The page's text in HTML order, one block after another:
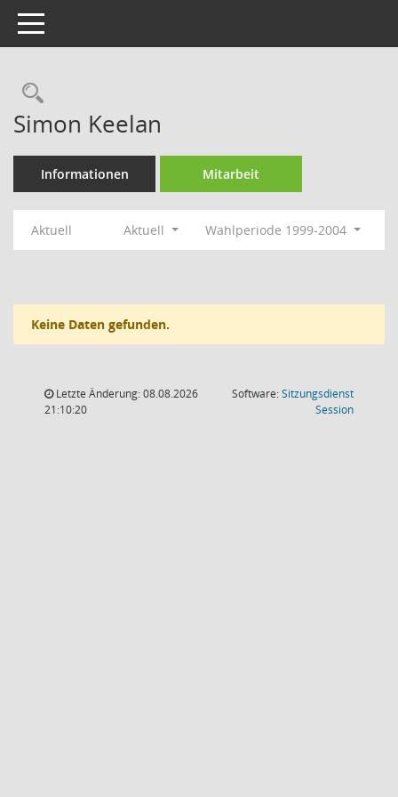
Toggle navigation
Rechercheauswahl
Simon Keelan
Informationen Mitarbeit
Aktuell Aktuell Wahlperiode 1999-2004
Keine Daten gefunden.
Letzte Änderung: 08.08.2026
21:10:20
Software:Sitzungsdienst
Session(Wird in